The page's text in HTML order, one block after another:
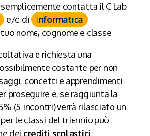
semplicemente contatta il C.Lab
e/o di
Informatica
nome, cognome e classe.
è richiesta una
costante per non
concetti e apprendimenti
proseguire e, se raggiunta la
(5 incontri) verrà rilasciato un
per le classi del triennio può
dei crediti scolastici.